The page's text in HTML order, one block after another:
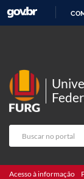
Acesso à informação